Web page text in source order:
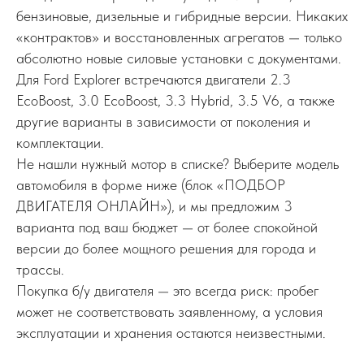
бензиновые, дизельные и гибридные версии. Никаких
«контрактов» и восстановленных агрегатов — только
абсолютно новые силовые установки с документами.
Для Ford Explorer встречаются двигатели 2.3
EcoBoost, 3.0 EcoBoost, 3.3 Hybrid, 3.5 V6, а также
другие варианты в зависимости от поколения и
комплектации.
Не нашли нужный мотор в списке? Выберите модель
автомобиля в форме ниже (блок «ПОДБОР
ДВИГАТЕЛЯ ОНЛАЙН»), и мы предложим 3
варианта под ваш бюджет — от более спокойной
версии до более мощного решения для города и
трассы.
Покупка б/у двигателя — это всегда риск: пробег
может не соответствовать заявленному, а условия
эксплуатации и хранения остаются неизвестными.